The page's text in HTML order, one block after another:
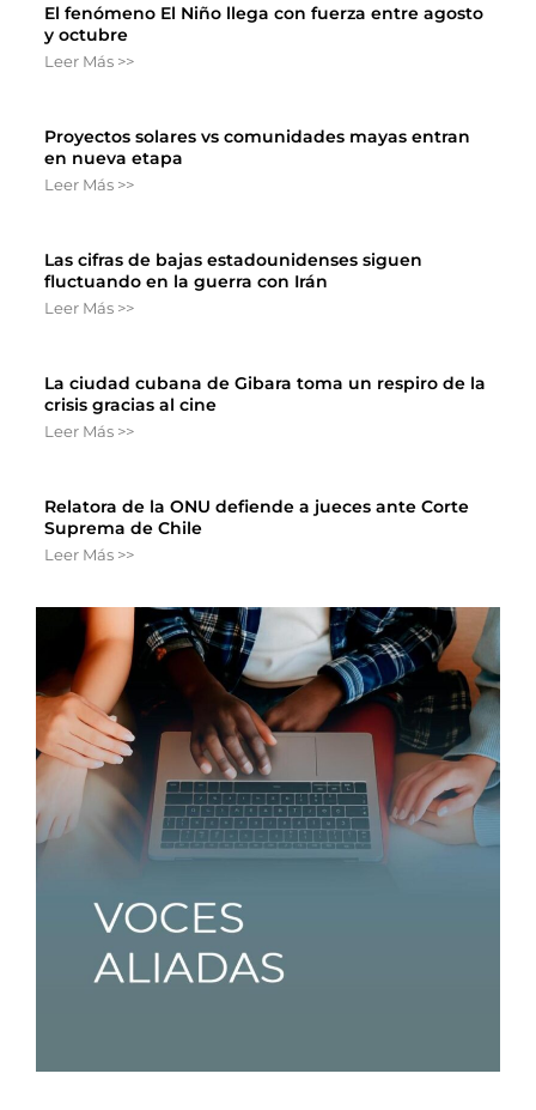
El fenómeno El Niño llega con fuerza entre agosto
y octubre
Leer Más >>
Proyectos solares vs comunidades mayas entran
en nueva etapa
Leer Más >>
Las cifras de bajas estadounidenses siguen
fluctuando en la guerra con Irán
Leer Más >>
La ciudad cubana de Gibara toma un respiro de la
crisis gracias al cine
Leer Más >>
Relatora de la ONU defiende a jueces ante Corte
Suprema de Chile
Leer Más >>